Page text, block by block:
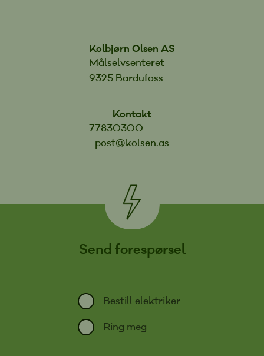
Kolbjørn Olsen AS
Målselvsenteret
9325 Bardufoss
Kontakt
77830300
post@kolsen.as
Send forespørsel
Bestill elektriker
Ring meg